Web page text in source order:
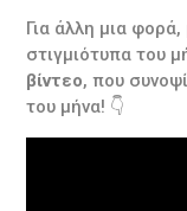
Για άλλη μια
στιγμιότυπα του
βίντεο, που
του μήνα! 👇